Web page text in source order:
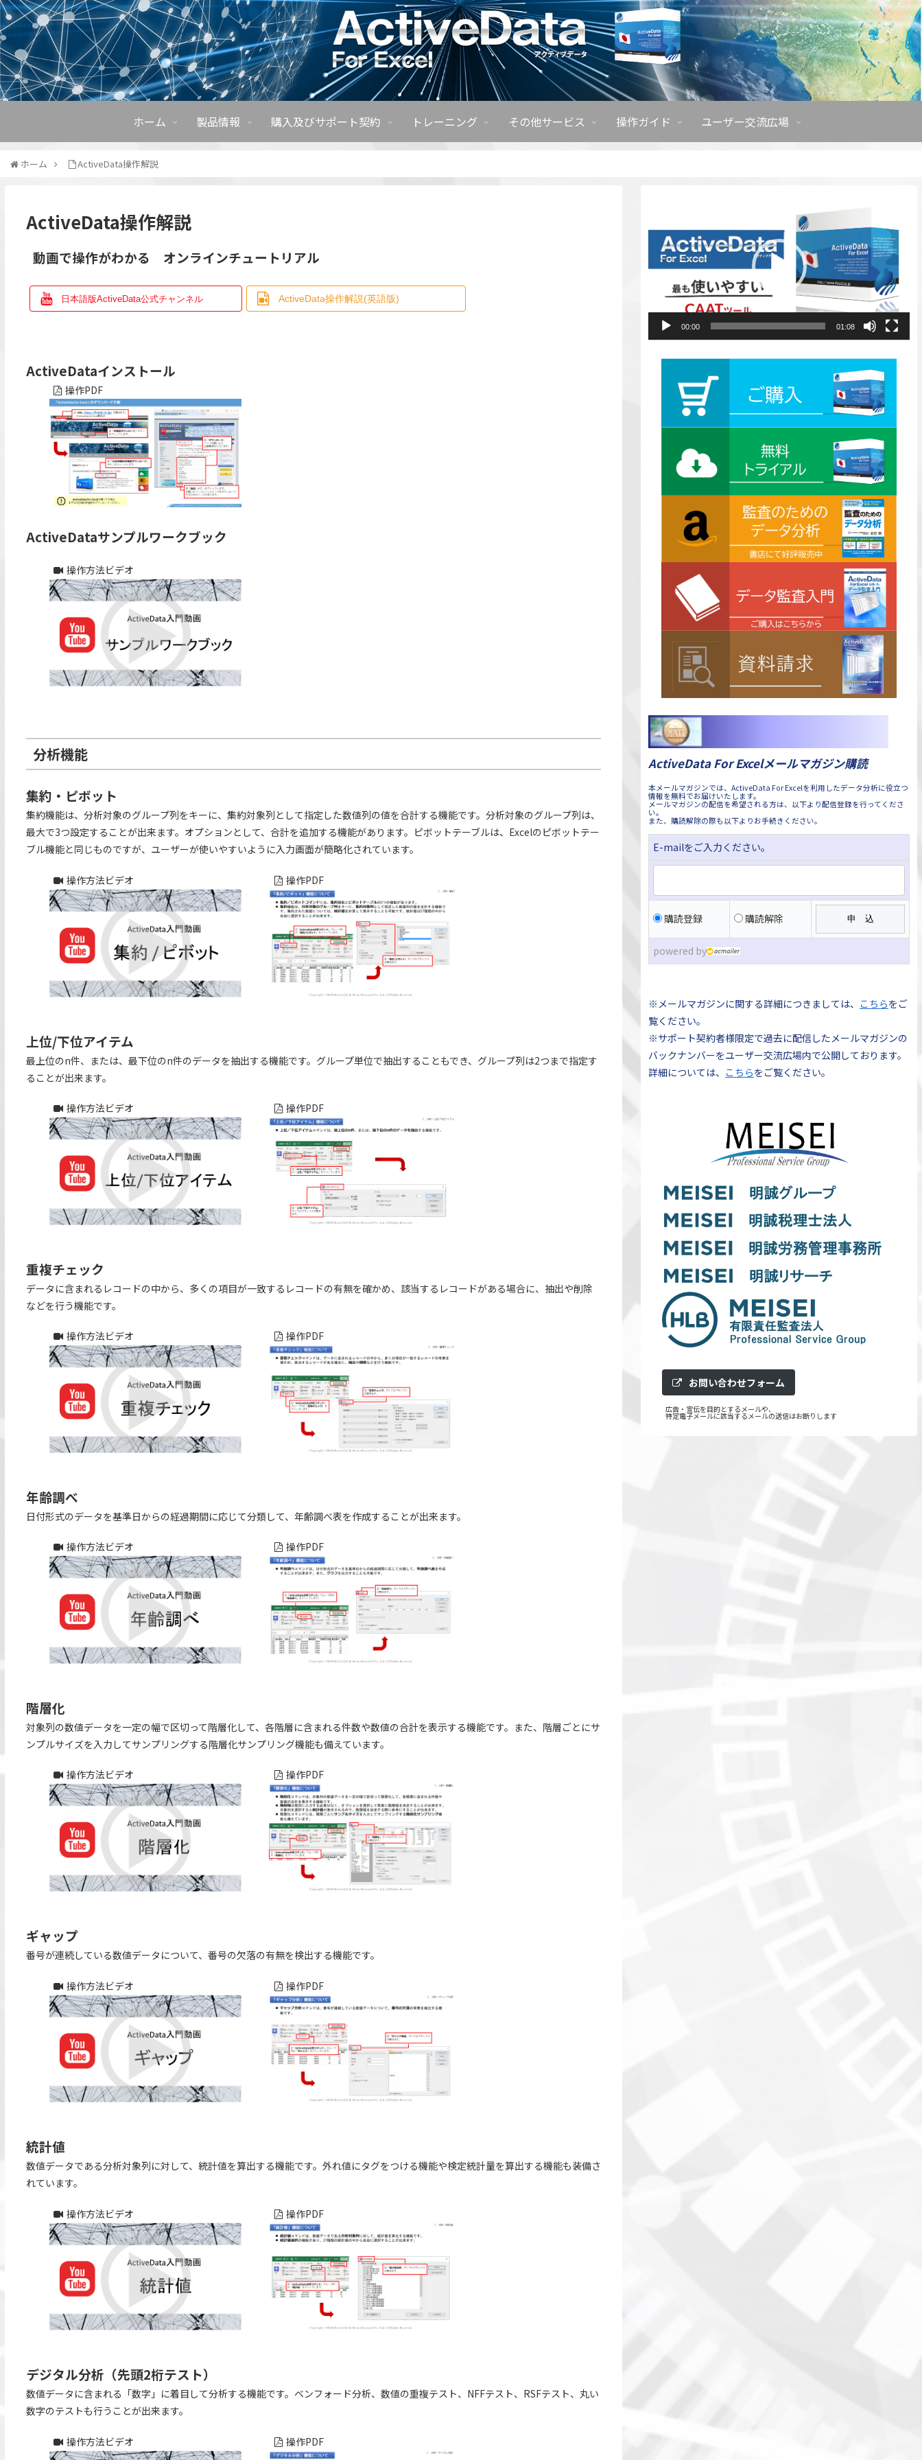
ホーム 製品情報 購入及びサポート契約 トレーニング その他サービス 操作ガイド ユーザー交流広場
ホーム ActiveData操作解説
ActiveData操作解説
動画で操作がわかる オンラインチュートリアル
日本語版ActiveData公式チャンネル ActiveData操作解説(英語版)
ActiveDataインストール
操作PDF
ActiveDataサンプルワークブック
操作方法ビデオ
分析機能
集約・ピボット
集約機能は、分析対象のグループ列をキーに、集約対象列として指定した数値列の値を合計する機能です。分析対象のグループ列は、
最大で3つ設定することが出来ます。オプションとして、合計を追加する機能があります。ピボットテーブルは、Excelのピボットテー
ブル機能と同じものですが、ユーザーが使いやすいように入力画面が簡略化されています。
操作方法ビデオ 操作PDF
上位/下位アイテム
最上位のn件、または、最下位のn件のデータを抽出する機能です。グループ単位で抽出することもでき、グループ列は2つまで指定す
ることが出来ます。
操作方法ビデオ 操作PDF
重複チェック
データに含まれるレコードの中から、多くの項目が一致するレコードの有無を確かめ、該当するレコードがある場合に、抽出や削除
などを行う機能です。
操作方法ビデオ 操作PDF
年齢調べ
日付形式のデータを基準日からの経過期間に応じて分類して、年齢調べ表を作成することが出来ます。
操作方法ビデオ 操作PDF
階層化
対象列の数値データを一定の幅で区切って階層化して、各階層に含まれる件数や数値の合計を表示する機能です。また、階層ごとにサ
ンプルサイズを入力してサンプリングする階層化サンプリング機能も備えています。
操作方法ビデオ 操作PDF
ギャップ
番号が連続している数値データについて、番号の欠落の有無を検出する機能です。
操作方法ビデオ 操作PDF
統計値
数値データである分析対象列に対して、統計値を算出する機能です。外れ値にタグをつける機能や検定統計量を算出する機能も装備さ
れています。
操作方法ビデオ 操作PDF
デジタル分析（先頭2桁テスト）
数値データに含まれる「数字」に着目して分析する機能です。ベンフォード分析、数値の重複テスト、NFFテスト、RSFテスト、丸い
数字のテストも行うことが出来ます。
操作方法ビデオ 操作PDF
プ
ー
00:00 01:08
ActiveData For Excelメールマガジン購読
本メールマガジンでは、ActiveData For Excelを利用したデータ分析に役立つ
情報を無料でお届けいたします。
メールマガジンの配信を希望される方は、以下より配信登録を行ってくださ
い。
また、購読解除の際も以下よりお手続きください。
E-mailをご入力ください。
購読登録 購読解除
powered by
※メールマガジンに関する詳細につきましては、 こちらをご
覧ください。
※サポート契約者様限定で過去に配信したメールマガジンの
バックナンバーをユーザー交流広場内で公開しております。
詳細については、 こちらをご覧ください。
お問い合わせフォーム
広告・宣伝を目的とするメールや、
特定電子メールに該当するメールの送信はお断りします